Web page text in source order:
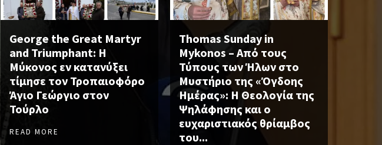
George the Great Martyr
and Triumphant: Η
Μύκονος εν κατανύξει
τίμησε τον Τροπαιοφόρο
Άγιο Γεώργιο στον
Τούρλο
READ MORE
Thomas Sunday in
Mykonos – Από τους
Τύπους των Ήλων στο
Μυστήριο της «Όγδοης
Ημέρας»: Η Θεολογία της
Ψηλάφησης και ο
ευχαριστιακός θρίαμβος
του...